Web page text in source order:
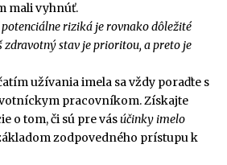
mali vyhnúť.
riziká je rovnako dôležité
zdravotný stav je prioritou, a preto je
užívania imela sa vždy poraďte s
pracovníkom. Získajte
o tom, či sú pre vásúčinky imelo
zodpovedného prístupu k